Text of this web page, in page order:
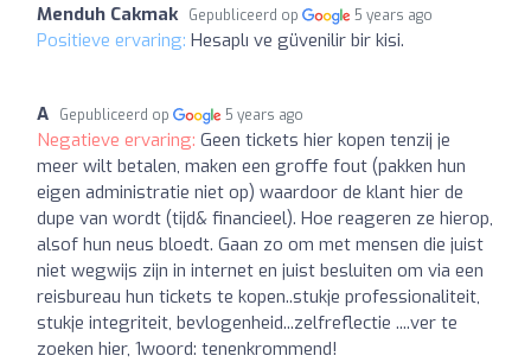
Menduh Cakmak Gepubliceerd op 5 years ago
Positieve ervaring: Hesaplı ve güvenilir bir kisi.
A Gepubliceerd op 5 years ago
Negatieve ervaring: Geen tickets hier kopen tenzij je
meer wilt betalen, maken een groffe fout (pakken hun
eigen administratie niet op) waardoor de klant hier de
dupe van wordt (tijd& financieel). Hoe reageren ze hierop,
alsof hun neus bloedt. Gaan zo om met mensen die juist
niet wegwijs zijn in internet en juist besluiten om via een
reisbureau hun tickets te kopen..stukje professionaliteit,
stukje integriteit, bevlogenheid...zelfreflectie ....ver te
zoeken hier, 1woord: tenenkrommend!